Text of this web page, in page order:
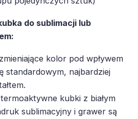
do sublimacji lub
kolor pod wpływem
standardowym, najbardziej
kubki z białym
sublimacyjny i grawer są